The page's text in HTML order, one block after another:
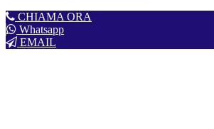
CHIAMA ORA
Whatsapp
EMAIL